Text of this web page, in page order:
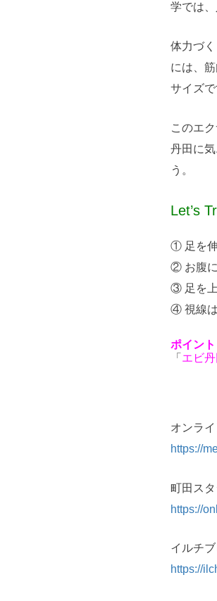
学では
体力づ
には、
サイズで
このエ
丹田に
う。
Let’s
① 足を伸
② お腹に
③ 足を上
④ 視線は
ポイント
「 エビ
オンラ
https://
町田ス
https://
イルチ
https://